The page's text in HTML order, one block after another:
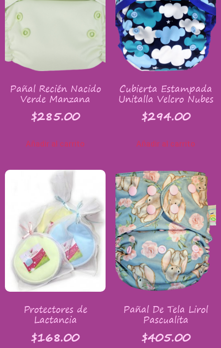
Pañal Recién Nacido
Verde Manzana
$285.00
Añadir al carrito
Cubierta Estampada
Unitalla Velcro Nubes
$294.00
Añadir al carrito
Protectores de
Lactancia
$168.00
Pañal De Tela Lirol
Pascualita
$405.00